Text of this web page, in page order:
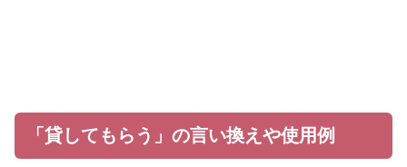
「貸してもらう」の言い換えや使用例